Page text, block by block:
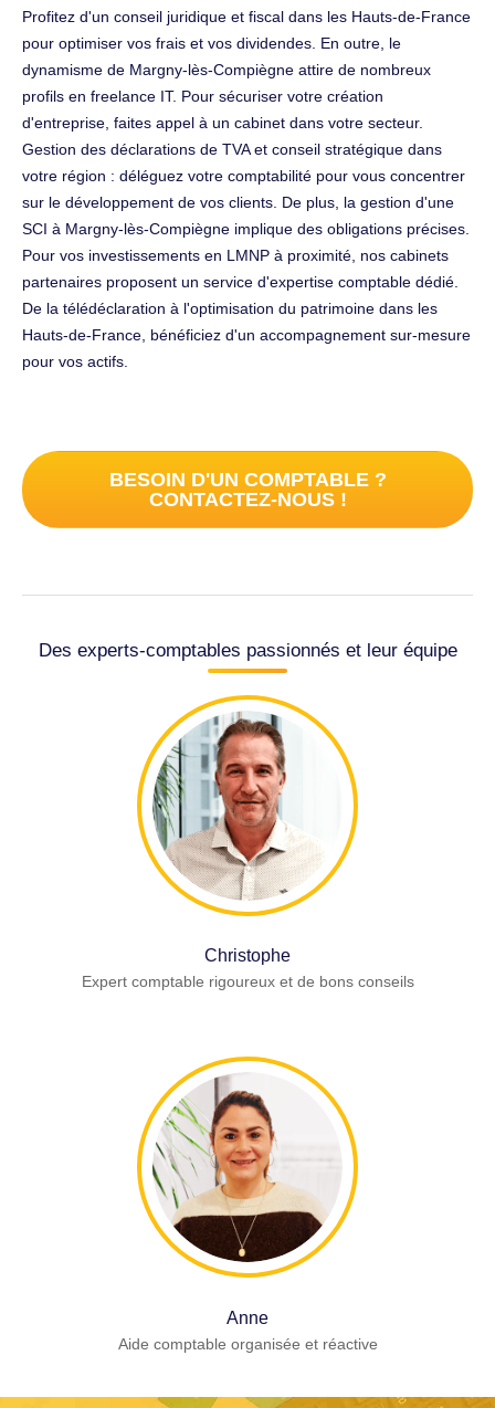
Profitez d'un conseil juridique et fiscal dans les Hauts-de-France
pour optimiser vos frais et vos dividendes. En outre, le
dynamisme de Margny-lès-Compiègne attire de nombreux
profils en freelance IT. Pour sécuriser votre création
d'entreprise, faites appel à un cabinet dans votre secteur.
Gestion des déclarations de TVA et conseil stratégique dans
votre région : déléguez votre comptabilité pour vous concentrer
sur le développement de vos clients. De plus, la gestion d'une
SCI à Margny-lès-Compiègne implique des obligations précises.
Pour vos investissements en LMNP à proximité, nos cabinets
partenaires proposent un service d'expertise comptable dédié.
De la télédéclaration à l'optimisation du patrimoine dans les
Hauts-de-France, bénéficiez d'un accompagnement sur-mesure
pour vos actifs.
BESOIN D'UN COMPTABLE ?
CONTACTEZ-NOUS !
Des experts-comptables passionnés et leur équipe
Christophe
Expert comptable rigoureux et de bons conseils
Anne
Aide comptable organisée et réactive